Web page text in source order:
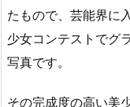
たもので、芸能界に
少女コンテストでグ
写真です。
その完成度の高い美